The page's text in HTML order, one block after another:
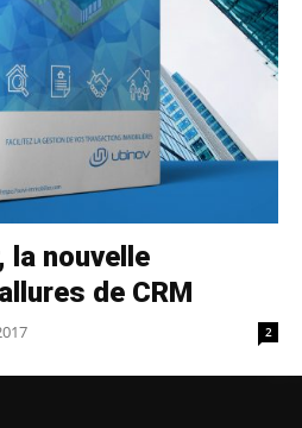
la nouvelle
de CRM
2